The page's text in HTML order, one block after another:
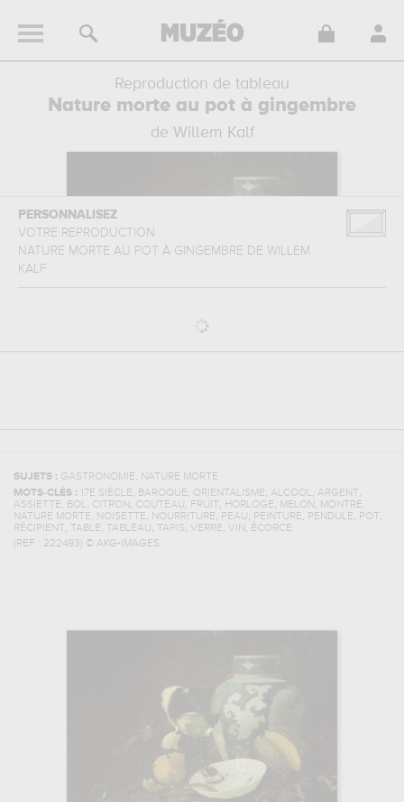
Reproduction de tableau
Nature morte au pot à gingembre
de Willem Kalf
PERSONNALISEZ
VOTRE REPRODUCTION
NATURE MORTE AU POT À GINGEMBRE DE WILLEM
KALF
SUJETS : GASTRONOMIE, NATURE MORTE
MOTS-CLÉS :
17E SIÈCLE, BAROQUE, ORIENTALISME, ALCOOL, ARGENT,
ASSIETTE, BOL, CITRON , COUTEAU, FRUIT, HORLOGE, MELON , MONTRE,
NATURE MORTE, NOISETTE, NOURRITURE, PEAU, PEINTURE, PENDULE, POT,
RÉCIPIENT, TABLE, TABLEAU, TAPIS, VERRE, VIN , ÉCORCE
(REF : 222493) © AKG-IMAGES